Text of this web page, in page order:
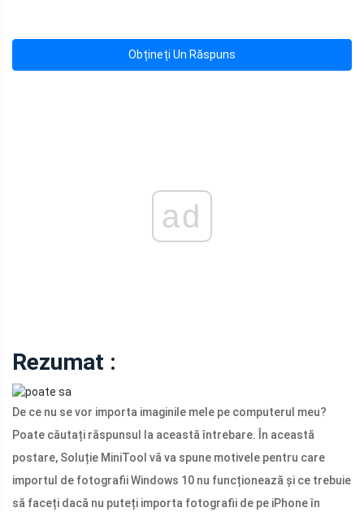
Obțineți Un Răspuns
ad
Rezumat :
De ce nu se vor importa imaginile mele pe computerul meu?
Poate căutați răspunsul la această întrebare. În această
postare, Soluție MiniTool vă va spune motivele pentru care
importul de fotografii Windows 10 nu funcționează și ce trebuie
să faceți dacă nu puteți importa fotografii de pe iPhone în